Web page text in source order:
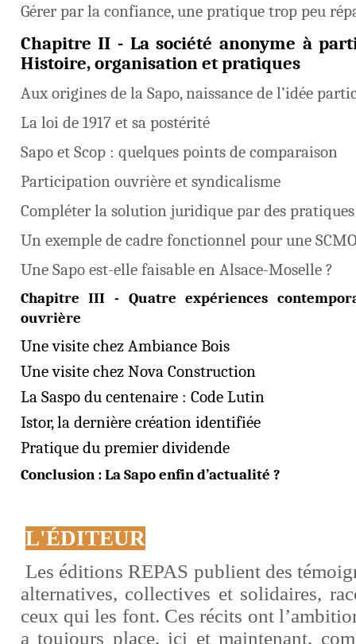
Gérer par la confiance, une pratique trop peu
Chapitre II - La société anonyme à
Histoire, organisation et pratiques
Aux origines de la Sapo, naissance de l’idée
La loi de 1917 et sa postérité
Sapo et Scop : quelques points de comparaison
Participation ouvrière et syndicalisme
Compléter la solution juridique par des
Un exemple de cadre fonctionnel pour une
Une Sapo est-elle faisable en Alsace-Moselle ?
Chapitre III - Quatre expériences
ouvrière
Une visite chez Ambiance Bois
Une visite chez Nova Construction
La Saspo du centenaire : Code Lutin
Istor, la dernière création identifiée
Pratique du premier dividende
Conclusion : La Sapo enfin d’actualité ?
L'ÉDITEUR
Les éditions REPAS publient des
alternatives, collectives et solidaires,
ceux qui les font. Ces récits ont
a toujours place, ici et maintenant,